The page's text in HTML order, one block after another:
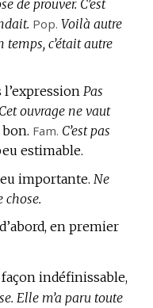
de prouver. C’est
Pop. Voilà autre
temps, c’était autre
Pas
Cet ouvrage ne vaut
bon. Fam. C’est pas
estimable.
importante. Ne
chose.
d’abord, en premier
façon indéfinissable,
Elle m’a paru toute